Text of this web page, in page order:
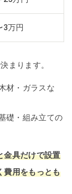
3万円
まります。
材・ガラスな
礎・組み立ての
金具だけで設置
費用をもっとも